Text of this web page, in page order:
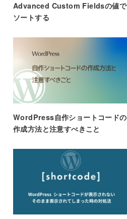
Advanced Custom Fieldsの値で
ソートする
WordPress自作ショートコードの
作成方法と注意すべきこと